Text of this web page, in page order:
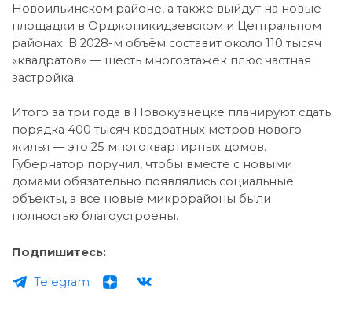
Новоильинском районе, а также выйдут на новые
площадки в Орджоникидзевском и Центральном
районах. В 2028-м объём составит около 110 тысяч
«квадратов» — шесть многоэтажек плюс частная
застройка.
Итого за три года в Новокузнецке планируют сдать
порядка 400 тысяч квадратных метров нового
жилья — это 25 многоквартирных домов.
Губернатор поручил, чтобы вместе с новыми
домами обязательно появлялись социальные
объекты, а все новые микрорайоны были
полностью благоустроены.
Подпишитесь:
Telegram